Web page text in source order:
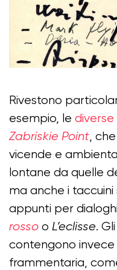
Rivestono
esempio, le
Zabriskie Point,
vicende e
lontane da quelle
ma anche i
appunti per
rosso o L’eclisse.
contengono
frammentaria,